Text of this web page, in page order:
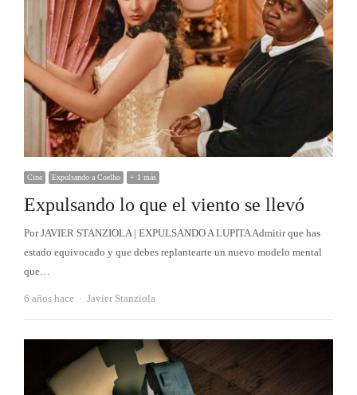
Cine Expulsando a Coelho + 1 más
Expulsando lo que el viento se llevó
Por JAVIER STANZIOLA | EXPULSANDO A LUPITA Admitir que has
estado equivocado y que debes replantearte un nuevo modelo mental
que…
6 años hace Autor
Javier Stanziola